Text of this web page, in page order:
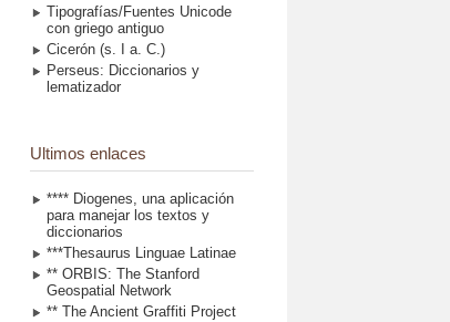
Tipografías/Fuentes Unicode
con griego antiguo
Cicerón (s. I a. C.)
Perseus: Diccionarios y
lematizador
Ultimos enlaces
**** Diogenes, una aplicación
para manejar los textos y
diccionarios
***Thesaurus Linguae Latinae
** ORBIS: The Stanford
Geospatial Network
** The Ancient Graffiti Project